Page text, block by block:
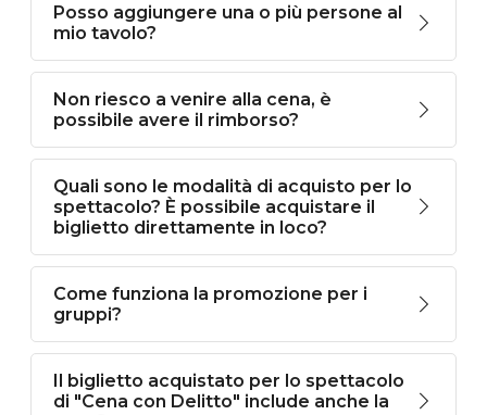
Posso aggiungere una o più persone al
mio tavolo?
Non riesco a venire alla cena, è
possibile avere il rimborso?
Quali sono le modalità di acquisto per lo
spettacolo? È possibile acquistare il
biglietto direttamente in loco?
Come funziona la promozione per i
gruppi?
Il biglietto acquistato per lo spettacolo
di "Cena con Delitto" include anche la